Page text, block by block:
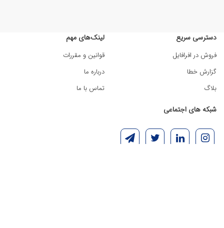
دسترسی سریع
فروش در افرافایل
گزارش خطا
بلاگ
لینک‌های مهم
قوانین و مقررات
درباره ما
تماس با ما
شبکه های اجتماعی